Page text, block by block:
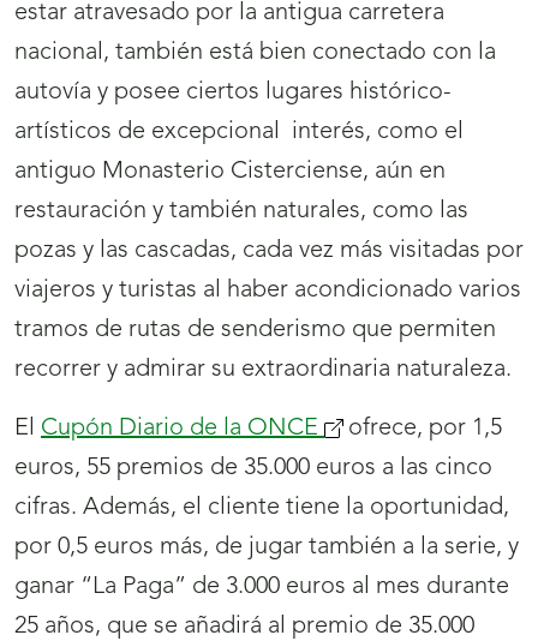
estar atravesado por la antigua carretera
nacional, también está bien conectado con la
autovía y posee ciertos lugares histórico-
artísticos de excepcional
interés, como el
antiguo Monasterio Cisterciense, aún en
restauración y también naturales, como las
pozas y las cascadas, cada vez más visitadas por
viajeros y turistas al haber acondicionado varios
tramos de rutas de senderismo que permiten
recorrer y admirar su extraordinaria naturaleza.
El Cupón Diario de la ONCE
ofrece, por 1,5
euros, 55 premios de 35.000 euros a las cinco
cifras. Además, el cliente tiene la oportunidad,
por 0,5 euros más, de jugar también a la serie, y
ganar “La Paga” de 3.000 euros al mes durante
25 años, que se añadirá al premio de 35.000